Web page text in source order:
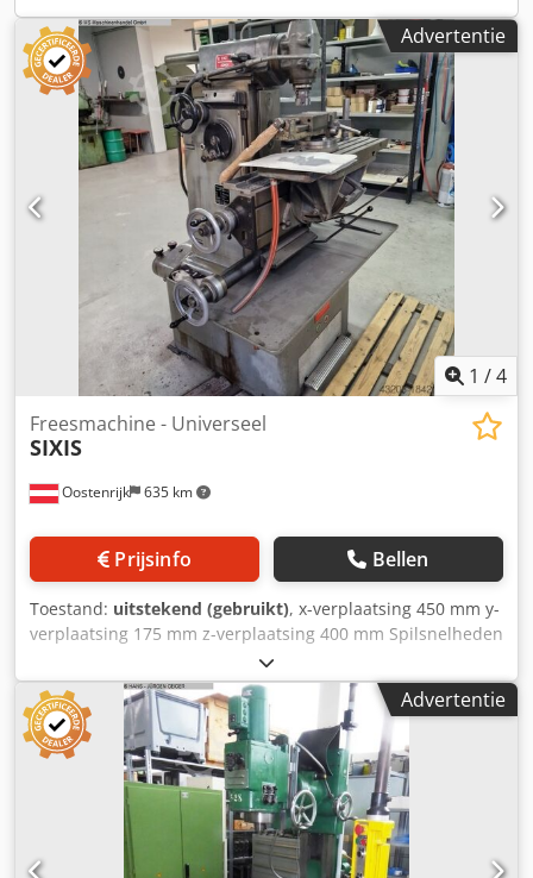
1850 mm Machinegewicht ca.: 1300 kg Siegfried Volz
Werktuigmachines Rüschebrinkstr. 151-153 DE - 44143
Dortmund - Wambel / Duitsland
Advertentie
1 /4
Oostenrijk 635 km
Freesmachine - Universeel
SIXIS
Prijsinfo Bellen
Toestand: uitstekend (gebruikt), x-verplaatsing 450 mm y-
verplaatsing 175 mm z-verplaatsing 400 mm Spilsnelheden
60 - 2800 tpm Gereedschaphouder ISO SK-30
Machinegewicht ca. 1 t Benodigde ruimte ca. 1,1 x 1 x 1,5
m De freesmachine verkeert in zeer goede en goed
onderhouden staat. Dedpfovwgn Dex Am Sekr
Advertentie